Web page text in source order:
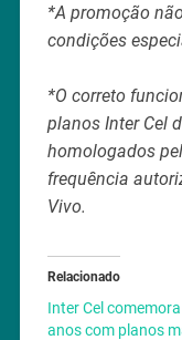
*A promoção
condições
*O correto
planos Inter Cel
homologados
frequência
Vivo.
Relacionado
Inter Cel
anos com planos